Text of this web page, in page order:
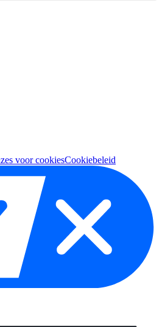
voor cookiesCookiebeleid